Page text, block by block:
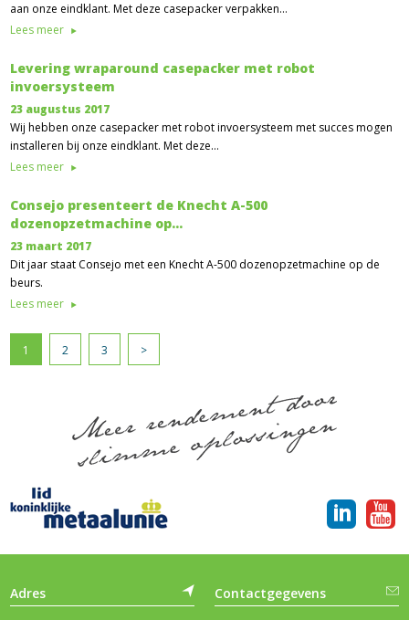
aan onze eindklant. Met deze casepacker verpakken…
Lees meer
Levering wraparound casepacker met robot
invoersysteem
23 augustus 2017
Wij hebben onze casepacker met robot invoersysteem met succes mogen
installeren bij onze eindklant. Met deze…
Lees meer
Consejo presenteert de Knecht A-500
dozenopzetmachine op…
23 maart 2017
Dit jaar staat Consejo met een Knecht A-500 dozenopzetmachine op de
beurs.
Lees meer
1 2 3 >
Adres Contactgegevens